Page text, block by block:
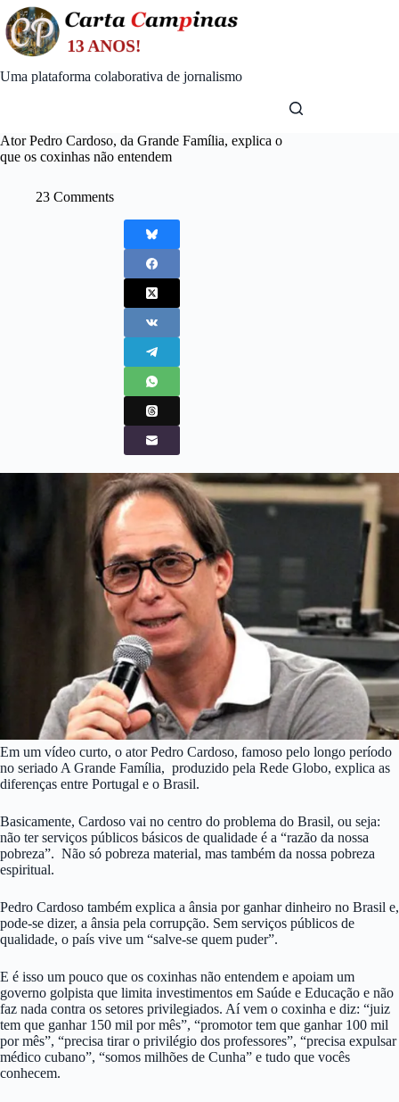
Skip
to
content
Uma plataforma colaborativa de jornalismo
Ator Pedro Cardoso, da Grande Família, explica o
que os coxinhas não entendem
23 Comments
Em um vídeo curto, o ator Pedro Cardoso, famoso pelo longo período
no seriado A Grande Família, produzido pela Rede Globo, explica as
diferenças entre Portugal e o Brasil.
Basicamente, Cardoso vai no centro do problema do Brasil, ou seja:
não ter serviços públicos básicos de qualidade é a “razão da nossa
pobreza”. Não só pobreza material, mas também da nossa pobreza
espiritual.
Pedro Cardoso também explica a ânsia por ganhar dinheiro no Brasil e,
pode-se dizer, a ânsia pela corrupção. Sem serviços públicos de
qualidade, o país vive um “salve-se quem puder”.
E é isso um pouco que os coxinhas não entendem e apoiam um
governo golpista que limita investimentos em Saúde e Educação e não
faz nada contra os setores privilegiados. Aí vem o coxinha e diz: “juiz
tem que ganhar 150 mil por mês”, “promotor tem que ganhar 100 mil
por mês”, “precisa tirar o privilégio dos professores”, “precisa expulsar
médico cubano”, “somos milhões de Cunha” e tudo que vocês
conhecem.